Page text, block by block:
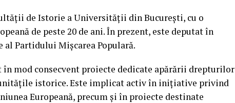
de Istorie a Universității din București, cu o
de peste 20 de ani. În prezent, este deputat în
al Partidului Mișcarea Populară.
mod consecvent proiecte dedicate apărării drepturilor
istorice. Este implicat activ în inițiative privind
Europeană, precum și în proiecte destinate